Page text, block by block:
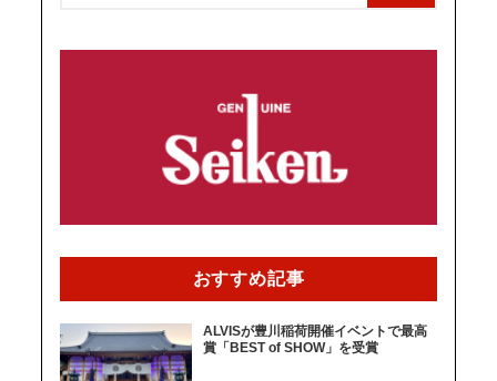
おすすめ記事
ALVISが豊川稲荷開催イベントで最高
賞「BEST of SHOW」を受賞